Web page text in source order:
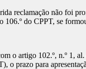
reclamação não foi
106.º do CPPT, se
o artigo 102.º, n.º 1,
o prazo para